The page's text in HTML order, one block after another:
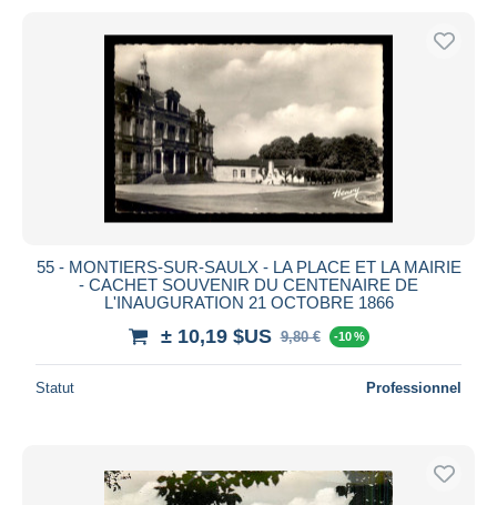
55 - MONTIERS-SUR-SAULX - LA PLACE ET LA MAIRIE
- CACHET SOUVENIR DU CENTENAIRE DE
L'INAUGURATION 21 OCTOBRE 1866
± 10,19 $US 9,80 € -10 %
Statut Professionnel